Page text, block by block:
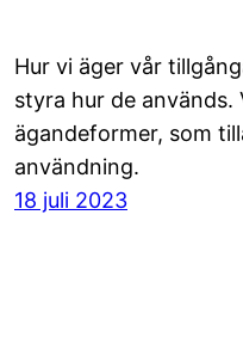
Hur vi äger vår
styra hur de används.
ägandeformer, som
användning.
18 juli 2023